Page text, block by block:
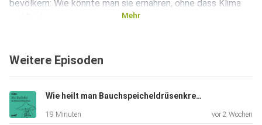
bevölkern: Wie könnte man sie ernähren, ohne dass Klima
Zukunft aussehen? Niggli präsentiert ein paar – durchaus
Mehr
Weitere Episoden
Wie heilt man Bauchspeicheldrüsenkrebs? Folge 48
19 Minuten vor 2 Wochen